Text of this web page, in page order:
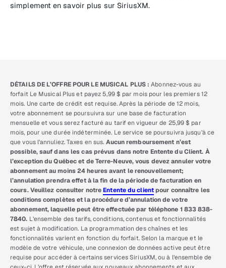
simplement en savoir plus sur SiriusXM.
DÉTAILS DE L’OFFRE POUR LE MUSICAL PLUS : Abonnez-vous au
forfait Le Musical Plus et payez 5,99 $ par mois pour les premiers 12
mois. Une carte de crédit est requise. Après la période de 12 mois,
votre abonnement se poursuivra sur une base de facturation
mensuelle et vous serez facturé au tarif en vigueur de 25,99 $ par
mois, pour une durée indéterminée. Le service se poursuivra jusqu’à ce
que vous l’annuliez. Taxes en sus. Aucun remboursement n’est
possible, sauf dans les cas prévus dans notre Entente du Client. À
l’exception du Québec et de Terre-Neuve, vous devez annuler votre
abonnement au moins 24 heures avant le renouvellement;
l’annulation prendra effet à la fin de la période de facturation en
cours. Veuillez consulter notreEntente du clientpour connaître les
conditions complètes et la procédure d’annulation de votre
abonnement, laquelle peut être effectuée par téléphone 1 833 838-
7840. L’ensemble des tarifs, conditions, contenus et fonctionnalités
est sujet à modification. La programmation des chaînes et les
fonctionnalités varient en fonction du forfait. Selon la marque et le
modèle de votre véhicule, une connexion de données active peut être
requise pour accéder à certains services SiriusXM, ou à l’ensemble de